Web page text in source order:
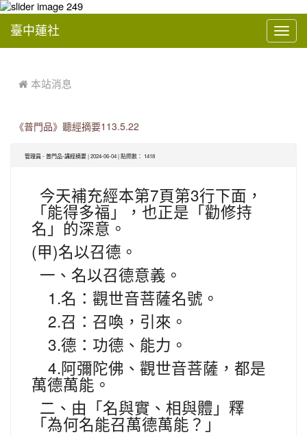
臺中蓮社
 本站消息
《普門品》聽經摘要113.5.22
管理員 - 普門品-講經摘要 | 2024-06-04 | 點閱數： 1418
今天補充經本第7頁第3行下面，
「能得多福」，也正是「勸修持
名」的深意。
(甲)名以召德。
一、名以召德意義。
1.名：觀世音菩薩名號。
2.召：召喚，引來。
3.德：功德、能力。
4. 阿彌陀佛、觀世音菩薩，都是
萬德萬能。
二、由「名與實、相與體」釋
「為何名能召萬德萬能？」